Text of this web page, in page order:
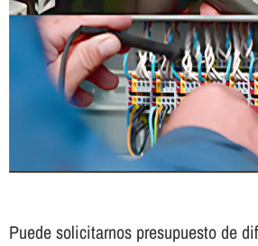
Puede solicitarnos presupuesto de